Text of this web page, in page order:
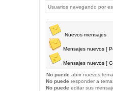
Usuarios navegando por
Nuevos mensajes
Mensajes nuevos [
Mensajes nuevos [
No puede abrir nuevos
No puede responder a
No puede editar sus